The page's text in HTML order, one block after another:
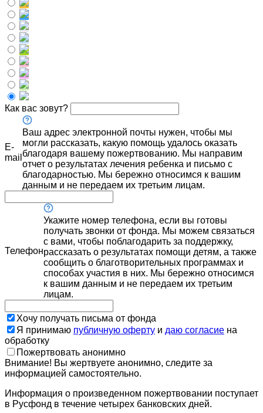
Как вас зовут?
E-
mail
Ваш адрес электронной почты нужен, чтобы мы
могли рассказать, какую помощь удалось оказать
благодаря вашему пожертвованию. Мы направим
отчет о результатах лечения ребенка и письмо с
благодарностью. Мы бережно относимся к вашим
данным и не передаем их третьим лицам.
Телефон
Укажите номер телефона, если вы готовы
получать звонки от фонда. Мы можем связаться
с вами, чтобы поблагодарить за поддержку,
рассказать о результатах помощи детям, а также
сообщить о благотворительных программах и
способах участия в них. Мы бережно относимся
к вашим данным и не передаем их третьим
лицам.
Хочу получать письма от фонда
Я принимаю публичную оферту и даю согласие на
обработку
Пожертвовать анонимно
Внимание! Вы жертвуете анонимно, следите за
информацией самостоятельно.
Информация о произведенном пожертвовании поступает
в Русфонд в течение четырех банковских дней.